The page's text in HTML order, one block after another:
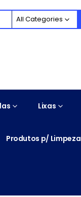
All Categories
Lixas
Produtos p/ Limpeza